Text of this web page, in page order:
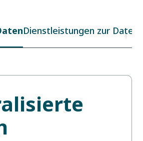
Dienstleistungen zur